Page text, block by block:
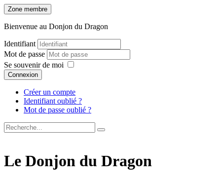
Zone membre
Bienvenue au Donjon du Dragon
Identifiant
Mot de passe
Se souvenir de moi
Connexion
Créer un compte
Identifiant oublié ?
Mot de passe oublié ?
Le Donjon du Dragon